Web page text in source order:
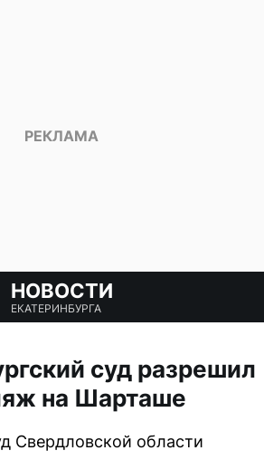
НОВОСТИ
ЕКАТЕРИНБУРГА
суд разрешил
на Шарташе
Свердловской области